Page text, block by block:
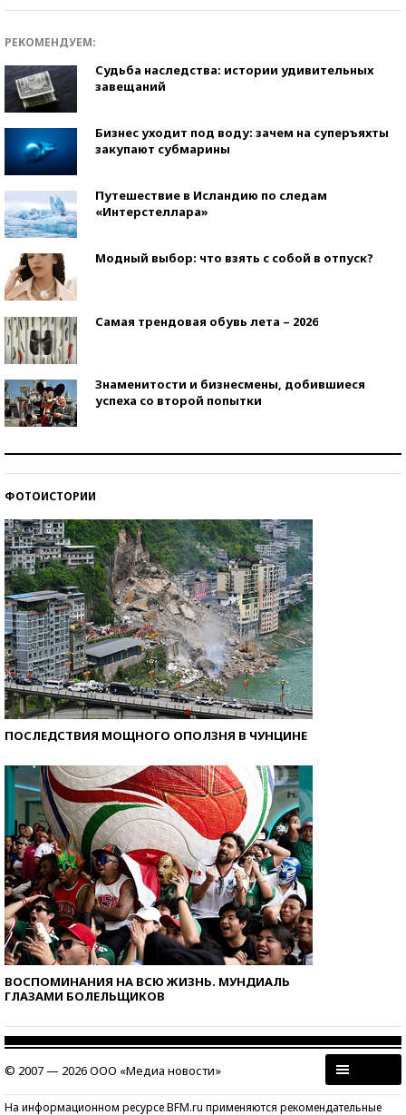
РЕКОМЕНДУЕМ:
Судьба наследства: истории удивительных
завещаний
Бизнес уходит под воду: зачем на суперъяхты
закупают субмарины
Путешествие в Исландию по следам
«Интерстеллара»
Модный выбор: что взять с собой в отпуск?
Самая трендовая обувь лета – 2026
Знаменитости и бизнесмены, добившиеся
успеха со второй попытки
ФОТОИСТОРИИ
ПОСЛЕДСТВИЯ МОЩНОГО ОПОЛЗНЯ В ЧУНЦИНЕ
ВОСПОМИНАНИЯ НА ВСЮ ЖИЗНЬ. МУНДИАЛЬ
ГЛАЗАМИ БОЛЕЛЬЩИКОВ
© 2007 — 2026 ООО «Медиа новости»
На информационном ресурсе BFM.ru применяются рекомендательные